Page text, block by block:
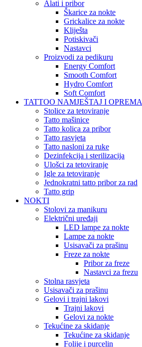
Alati i pribor
Škarice za nokte
Grickalice za nokte
Kliješta
Potiskivači
Nastavci
Proizvodi za pedikuru
Energy Comfort
Smooth Comfort
Hydro Comfort
Soft Comfort
TATTOO NAMJEŠTAJ I OPREMA
Stolice za tetoviranje
Tatto mašinice
Tatto kolica za pribor
Tatto rasvjeta
Tatto nasloni za ruke
Dezinfekcija i sterilizacija
Ulošci za tetoviranje
Igle za tetoviranje
Jednokratni tatto pribor za rad
Tatto grip
NOKTI
Stolovi za manikuru
Električni uređaji
LED lampe za nokte
Lampe za nokte
Usisavači za prašinu
Freze za nokte
Pribor za freze
Nastavci za frezu
Stolna rasvjeta
Usisavači za prašinu
Gelovi i trajni lakovi
Trajni lakovi
Gelovi za nokte
Tekućine za skidanje
Tekućine za skidanje
Folije i purcelin